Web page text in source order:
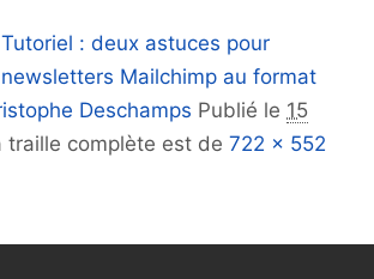
: deux astuces pour
Mailchimp au format
Deschamps Publié le 15
traille complète est de 722 × 552